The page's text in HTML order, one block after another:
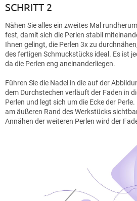
SCHRITT 2
Nähen Sie alles ein zweites Mal
fest, damit sich die Perlen stabil
Ihnen gelingt, die Perlen 3x zu
des fertigen Schmuckstücks ideal. Es ist
da die Perlen eng aneinanderliegen.
Führen Sie die Nadel in die auf der
dem Durchstechen verläuft der Faden in
Perlen und legt sich um die Ecke der
am äußeren Rand des Werkstücks
Annähen der weiteren Perlen wird der